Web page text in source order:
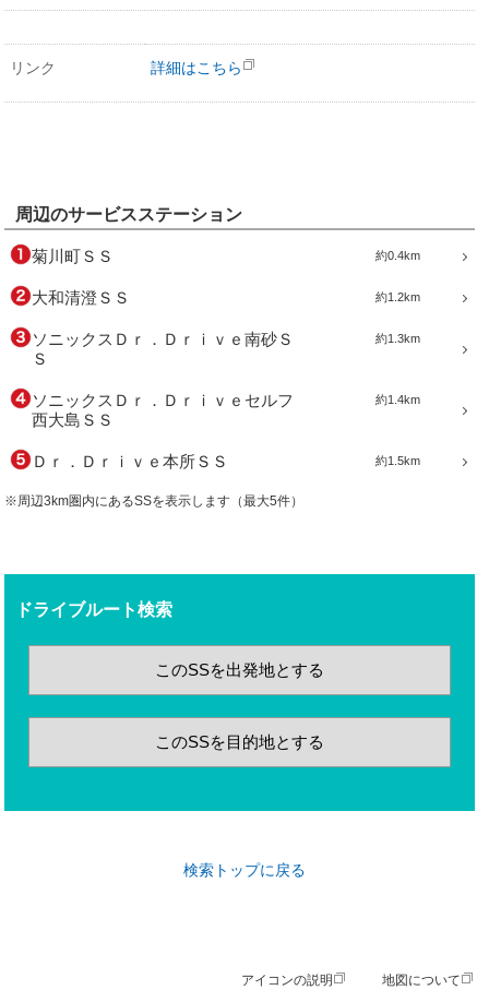
リンク 詳細はこちら
周辺のサービスステーション
約0.4km
菊川町ＳＳ
約1.2km
大和清澄ＳＳ
約1.3km
ソニックスＤｒ．Ｄｒｉｖｅ南砂Ｓ
Ｓ
約1.4km
ソニックスＤｒ．Ｄｒｉｖｅセルフ
西大島ＳＳ
約1.5km
Ｄｒ．Ｄｒｉｖｅ本所ＳＳ
※周辺3km圏内にあるSSを表示します（最大5件）
ドライブルート検索
このSSを出発地とする
このSSを目的地とする
検索トップに戻る
アイコンの説明 地図について